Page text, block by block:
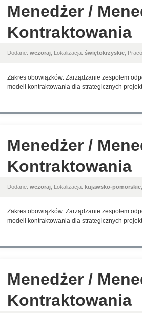
Menedżer /
Kontraktowania
Dodane: wczoraj , Lokalizacja: świętokrzyskie ,
Zakres obowiązków: Zarządzanie zespołem
modeli kontraktowania dla strategicznych
Menedżer /
Kontraktowania
Dodane: wczoraj , Lokalizacja: kujawsko-pomorskie
Zakres obowiązków: Zarządzanie zespołem
modeli kontraktowania dla strategicznych
Menedżer /
Kontraktowania